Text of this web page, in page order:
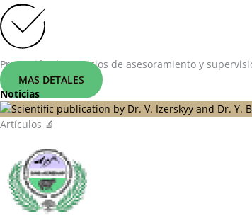
Prestación de servicios de asesoramiento y
MAS DETALES
Noticias
Artículos 🔬